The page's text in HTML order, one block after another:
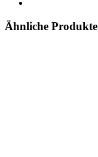
Ähnliche Produkte